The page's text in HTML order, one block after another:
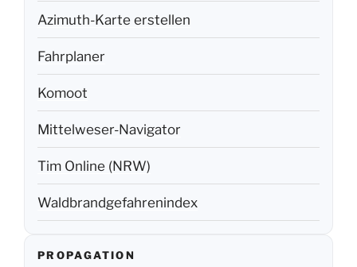
Azimuth-Karte erstellen
Fahrplaner
Komoot
Mittelweser-Navigator
Tim Online (NRW)
Waldbrandgefahrenindex